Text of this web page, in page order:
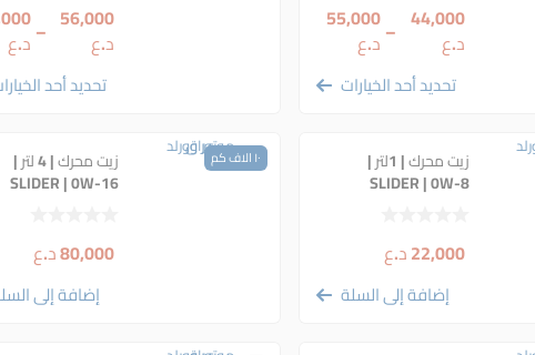
44,000
د.ع –
55,000
د.ع
تحديد أحد الخيارات
56,000
د.ع – د.ع
تحديد أحد
زيت محرك | 1لتر |
SLIDER | 0W-8
22,000د.ع
إضافة إلى السلة
١٠ الاف كم زيت محرك | 4 لتر |
SLIDER | 0W-16
80,000د.ع
إضافة إلى